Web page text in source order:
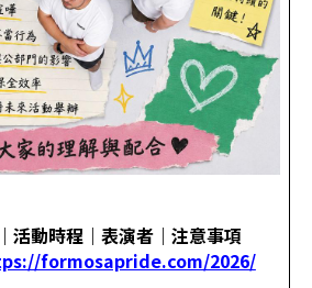
活動時程｜表演者｜注意事項
formosapride.com/2026/